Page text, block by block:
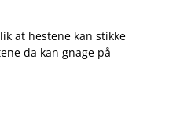
at hestene kan stikke
da kan gnage på